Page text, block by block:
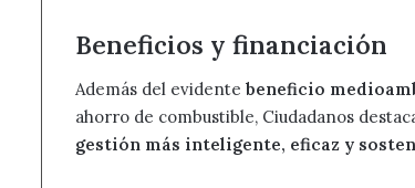
Beneficios y financiación
Además del evidente beneficio
ahorro de combustible, Ciudadanos
gestión más inteligente, eficaz y